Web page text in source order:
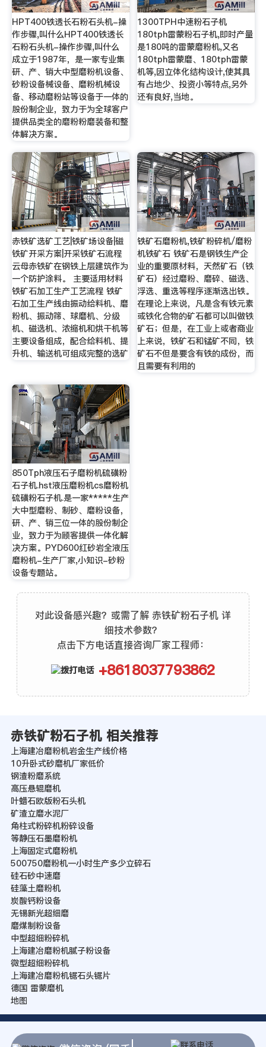
HPT400铁透长石粉石头机-操
作步骤,叫什么HPT400铁透长
石粉石头机-操作步骤,叫什么
成立于1987年，是一家专业集
研、产、销大中型磨粉机设备、
砂粉设备械设备、磨粉机械设
备、移动磨粉站等设备于一体的
股份制企业，致力于为全球客户
提供品类全的磨粉粉磨装备和整
体解决方案。
1300TPH中速粉石子机
180tph雷蒙粉石子机,即时产量
是180吨的雷蒙磨粉机,又名
180tph雷蒙磨、180tph雷蒙
机等,因立体化结构设计,使其具
有占地少、投资小等特点,另外
还有良好,当地。
赤铁矿选矿工艺|铁矿场设备|磁
铁矿开采方案|开采铁矿石流程
云母赤铁矿在钢铁上层建筑作为
一个防护涂料。 主要适用材料
铁矿石加工生产工艺流程 铁矿
石加工生产线由振动给料机、磨
粉机、振动筛、球磨机、分级
机、磁选机、浓缩机和烘干机等
主要设备组成，配合给料机、提
升机、输送机可组成完整的选矿
铁矿石磨粉机,铁矿粉碎机/磨粉
机铁矿石 铁矿石是钢铁生产企
业的重要原材料，天然矿石（铁
矿石）经过磨粉、磨碎、磁选、
浮选、重选等程序逐渐选出铁。
在理论上来说，凡是含有铁元素
或铁化合物的矿石都可以叫做铁
矿石；但是，在工业上或者商业
上来说，铁矿石和锰矿不同，铁
矿石不但是要含有铁的成份，而
且需要有利用的
850Tph液压石子磨粉机硫磺粉
石子机.hst液压磨粉机cs磨粉机
硫磺粉石子机.是一家*****生产
大中型磨粉、制砂、磨粉设备，
研、产、销三位一体的股份制企
业，致力于为顾客提供一体化解
决方案。PYD600红砂岩全液压
磨粉机-生产厂家,小知识-砂粉
设备专题站。
对此设备感兴趣？或需了解 赤铁矿粉石子机 详
细技术参数？
点击下方电话直接咨询厂家工程师：
+8618037793862
赤铁矿粉石子机 相关推荐
上海建冶磨粉机岩金生产线价格
10升卧式砂磨机厂家低价
钢渣粉磨系统
高压悬辊磨机
叶蜡石欧版粉石头机
矿渣立磨水泥厂
角柱式粉碎机粉碎设备
等静压石墨磨粉机
上海固定式磨粉机
500750磨粉机一小时生产多少立碎石
硅石砂中速磨
硅藻土磨粉机
炭酸钙粉设备
无锡新光超细磨
磨煤制粉设备
中型超细粉碎机
上海建冶磨粉机腻子粉设备
微型超细粉碎机
上海建冶磨粉机锯石头锯片
德国 雷蒙磨机
地图